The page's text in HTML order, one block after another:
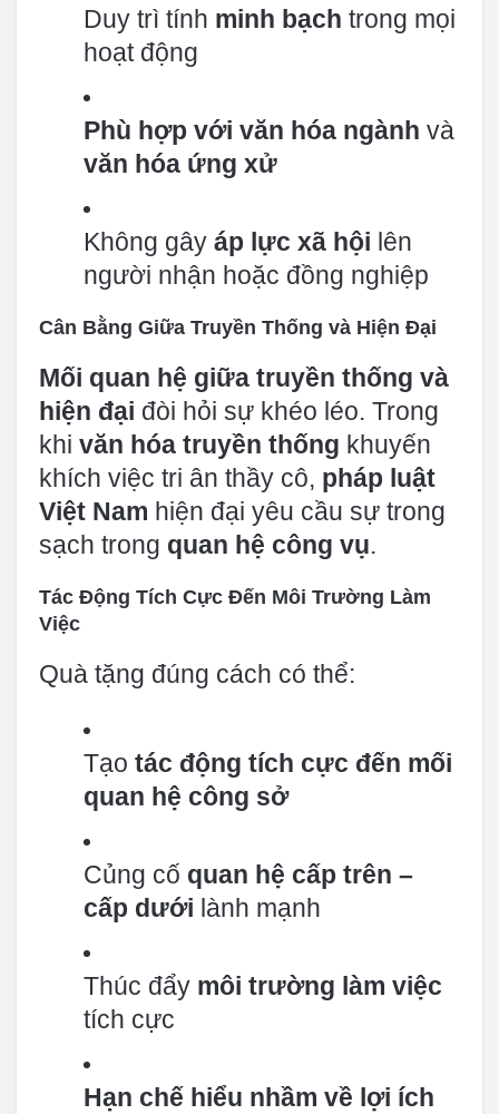
Duy trì tính minh bạch trong mọi
hoạt động
Phù hợp với văn hóa ngành và
văn hóa ứng xử
Không gây áp lực xã hội lên
người nhận hoặc đồng nghiệp
Cân Bằng Giữa Truyền Thống và Hiện Đại
Mối quan hệ giữa truyền thống và
hiện đại đòi hỏi sự khéo léo. Trong
khi văn hóa truyền thống khuyến
khích việc tri ân thầy cô, pháp luật
Việt Nam hiện đại yêu cầu sự trong
sạch trong quan hệ công vụ.
Tác Động Tích Cực Đến Môi Trường Làm
Việc
Quà tặng đúng cách có thể:
Tạo tác động tích cực đến mối
quan hệ công sở
Củng cố quan hệ cấp trên –
cấp dưới lành mạnh
Thúc đẩy môi trường làm việc
tích cực
Hạn chế hiểu nhầm về lợi ích